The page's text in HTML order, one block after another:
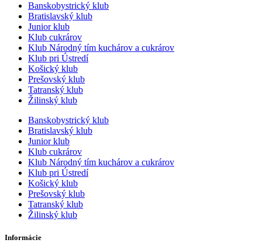
Banskobystrický klub
Bratislavský klub
Junior klub
Klub cukrárov
Klub Národný tím kuchárov a cukrárov
Klub pri Ústredí
Košický klub
Prešovský klub
Tatranský klub
Žilinský klub
Banskobystrický klub
Bratislavský klub
Junior klub
Klub cukrárov
Klub Národný tím kuchárov a cukrárov
Klub pri Ústredí
Košický klub
Prešovský klub
Tatranský klub
Žilinský klub
Informácie